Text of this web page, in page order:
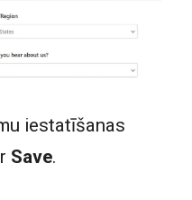
iestatīšanas
Save.